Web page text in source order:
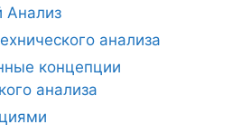
Анализ
анализа
концепции
анализа